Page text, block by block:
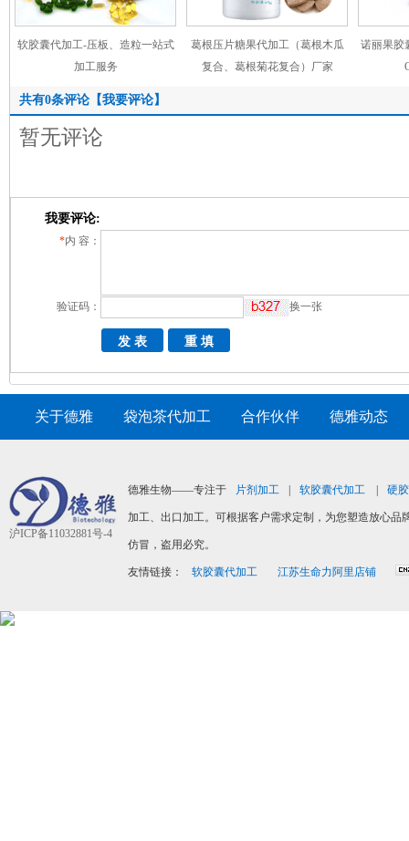
软胶囊代加工-压板、造粒一站式
加工服务
葛根压片糖果代加工（葛根木瓜
复合、葛根菊花复合）厂家
诺丽果胶
共有0条评论 【我要评论】
暂无评论
我要评论:
*内 容：
验证码： 换一张
关于德雅 袋泡茶代加工 合作伙伴 德雅动态
沪ICP备11032881号-4
德雅生物——专注于 片剂加工 软胶囊代加工 硬
加工、出口加工。可根据客户需求定制，为您塑造放心
仿冒，盗用必究。
友情链接： 软胶囊代加工 江苏生命力阿里店铺